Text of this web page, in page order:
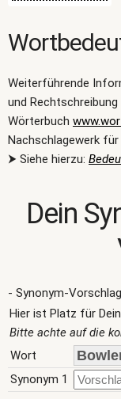
Weiterführende
und
Wörterbuch
Nachschlagewerk
⮞ Siehe hierzu:
Dein
- Synonym-
Hier ist Platz für
Bitte achte auf die
Wort
Synonym 1